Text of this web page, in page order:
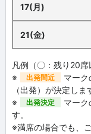
17(月)
21(金)
凡例（〇：残り20
※
出発間近
マー
（出発）が決定しま
※
出発決定
マーク
す。
※満席の場合でも、